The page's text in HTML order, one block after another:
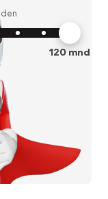
120mnd